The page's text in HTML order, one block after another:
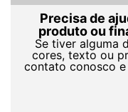
Precisa de
produto ou
Se tiver alguma
cores, texto ou
contato conosco